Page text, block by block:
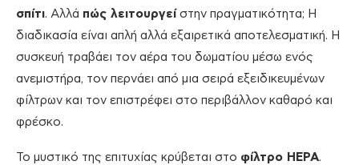
σπίτι. Αλλά πώς λειτουργεί στην πραγματικότητα; Η
διαδικασία είναι απλή αλλά εξαιρετικά αποτελεσματική. Η
συσκευή τραβάει τον αέρα του δωματίου μέσω ενός
ανεμιστήρα, τον περνάει από μια σειρά εξειδικευμένων
φίλτρων και τον επιστρέφει στο περιβάλλον καθαρό και
φρέσκο.
Το μυστικό της επιτυχίας κρύβεται στο φίλτρο HEPA.